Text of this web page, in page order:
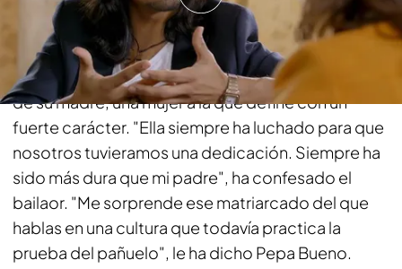
Tras haber hablado de su padre y de lo que le
supuso su pérdida, Farruquito ha hablado también
de su madre, una mujer a la que define con un
fuerte carácter. "Ella siempre ha luchado para que
nosotros tuvieramos una dedicación. Siempre ha
sido más dura que mi padre", ha confesado el
bailaor. "Me sorprende ese matriarcado del que
hablas en una cultura que todavía practica la
prueba del pañuelo", le ha dicho Pepa Bueno.